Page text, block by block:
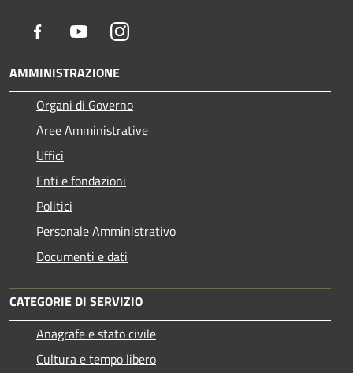
Facebook YoutubeInstagram
AMMINISTRAZIONE
Organi di Governo
Aree Amministrative
Uffici
Enti e fondazioni
Politici
Personale Amministrativo
Documenti e dati
CATEGORIE DI SERVIZIO
Anagrafe e stato civile
Cultura e tempo libero